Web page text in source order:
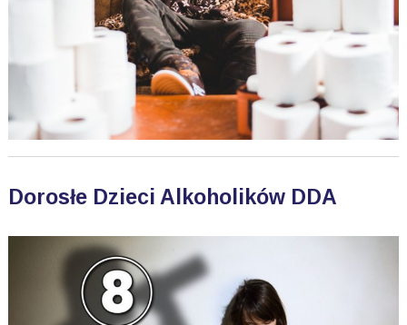
Dorosłe Dzieci Alkoholików DDA